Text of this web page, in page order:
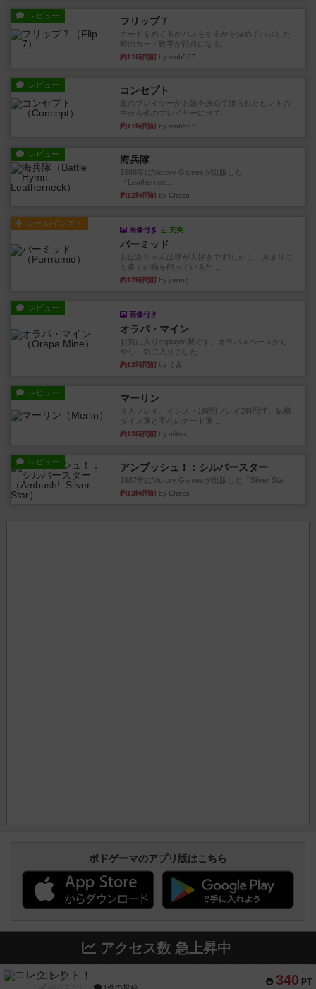
レビュー フリップ７
カードをめくるかパスをするかを決めてパスした
時のカード数字が得点になる...
約11時間前 by mob567
レビュー コンセプト
親のプレイヤーがお題を決めて限られたヒントの
中から他のプレイヤーに当て...
約11時間前 by mob567
レビュー 海兵隊
1988年にVictory Gamesが出版した
『Leathernec...
約12時間前 by Chaco
ルール/インスト
画像付き 充実
パーミッド
おばあちゃんは猫が大好きです!しかし、あまりに
も多くの猫を飼っているた...
約12時間前 by jurong
レビュー
画像付き
オラパ・マイン
お気に入りのplayte製です。オラパスペースから
やり、気に入りました...
約12時間前 by くみ
レビュー マーリン
４人プレイ。インスト1時間プレイ2時間半。結構
ダイス運と手札のカード運...
約13時間前 by oliber
レビュー アンブッシュ！：シルバースター
1987年にVictory Gamesが出版した『Silver Sta...
約13時間前 by Chaco
ボドゲーマのアプリ版はこちら
アクセス数 急上昇中
340 PT
コレクト！